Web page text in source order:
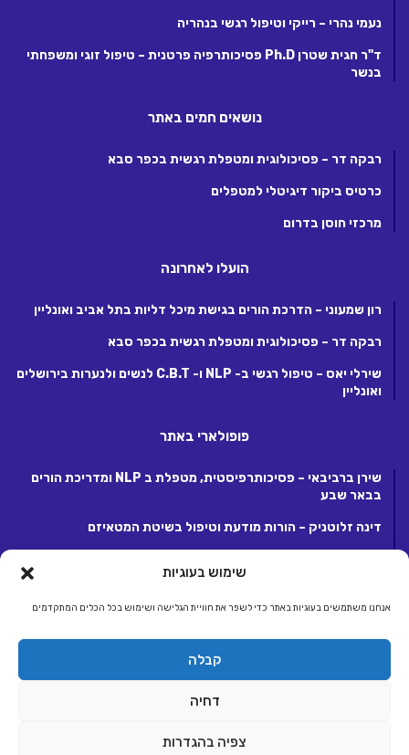
שימוש בעוגיות
אנחנו משתמשים בעוגיות באתר כדי לשפר את חוויית הגלישה ושימוש בכל הכלים המתקדמים
קבלה
דחיה
צפיה בהגדרות
נעמי נהרי – רייקי וטיפול רגשי בנהריה
ד"ר חגית שטרן Ph.D פסיכותרפיה פרטנית – טיפול זוגי ומשפחתי
בנשר
נושאים חמים באתר
רבקה דר – פסיכולוגית ומטפלת רגשית בכפר סבא
כרטיס ביקור דיגיטלי למטפלים
מרכזי חוסן בדרום
הועלו לאחרונה
רון שמעוני – הדרכת הורים בגישת מיכל דליות בתל אביב ואונליין
רבקה דר – פסיכולוגית ומטפלת רגשית בכפר סבא
שירלי יאס – טיפול רגשי ב- NLP ו- C.B.T לנשים ולנערות בירושלים
ואונליין
פופולארי באתר
שירן ברביבאי – פסיכותרפיסטית, מטפלת ב NLP ומדריכת הורים
בבאר שבע
דינה זלוטניק – הורות מודעת וטיפול בשיטת המטאיזם
מפעילת קבוצת אתרי אלטרנטיבלי |